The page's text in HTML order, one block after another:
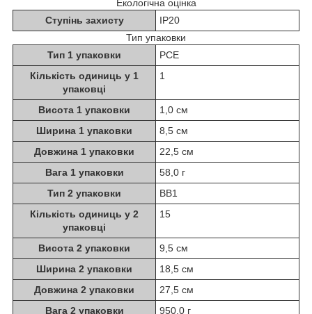
Екологічна оцінка
Ступінь захисту
IP20
Тип упаковки
Тип 1 упаковки
PCE
Кількість одиниць у 1
упаковці
1
Висота 1 упаковки
1,0 см
Ширина 1 упаковки
8,5 см
Довжина 1 упаковки
22,5 см
Вага 1 упаковки
58,0 г
Тип 2 упаковки
BB1
Кількість одиниць у 2
упаковці
15
Висота 2 упаковки
9,5 см
Ширина 2 упаковки
18,5 см
Довжина 2 упаковки
27,5 см
Вага 2 упаковки
950,0 г